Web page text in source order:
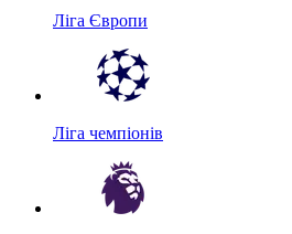
Ліга Європи
Ліга чемпіонів